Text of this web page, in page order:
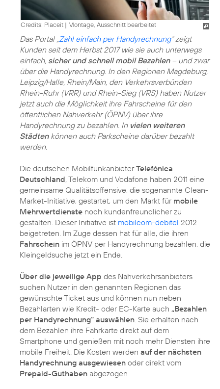
Credits: Placeit | Montage, Ausschnitt bearbeitet
Das Portal „ Zahl einfach per Handyrechnung“ zeigt
Kunden seit dem Herbst 2017 wie sie auch unterwegs
einfach, sicher und schnell mobil Bezahlen– und zwar
über die Handyrechnung. In den Regionen Magdeburg,
Leipzig/Halle, Rhein/Main, den Verkehrsverbünden
Rhein-Ruhr (VRR) und Rhein-Sieg (VRS) haben Nutzer
jetzt auch die Möglichkeit ihre Fahrscheine für den
öffentlichen Nahverkehr (ÖPNV) über ihre
Handyrechnung zu bezahlen. In vielen weiteren
Städtenkönnen auch Parkscheine darüber bezahlt
werden.
Die deutschen MobilfunkanbieterTelefónica
Deutschland, Telekom und Vodafone haben 2011 eine
gemeinsame Qualitätsoffensive, die sogenannte Clean-
Market-Initiative, gestartet, um den Markt für mobile
Mehrwertdienste noch kundenfreundlicher zu
gestalten. Dieser Initiative ist mobilcom-debitel 2012
beigetreten. Im Zuge dessen hat für alle, die ihren
Fahrschein im ÖPNV per Handyrechnung bezahlen, die
Kleingeldsuche jetzt ein Ende.
Über die jeweilige App des Nahverkehrsanbieters
suchen Nutzer in den genannten Regionen das
gewünschte Ticket aus und können nun neben
Bezahlarten wie Kredit- oder EC-Karte auch „Bezahlen
per Handyrechnung“ auswählen . Sie erhalten nach
dem Bezahlen ihre Fahrkarte direkt auf dem
Smartphone und genießen mit noch mehr Diensten ihre
mobile Freiheit. Die Kosten werden auf der nächsten
Handyrechnung ausgewiesen oder direkt vom
Prepaid-Guthaben abgezogen.